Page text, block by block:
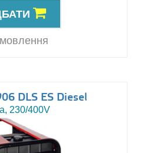
DLS ES Diesel
230/400V